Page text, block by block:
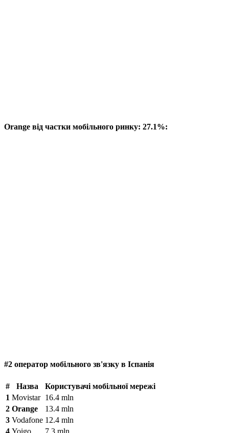
Orange від частки мобільного ринку: 27.1%:
#2 оператор мобільного зв'язку в Іспанія
# Назва
Користувачі мобільної мережі
1 Movistar 16.4 mln
2 Orange
13.4 mln
3 Vodafone 12.4 mln
4 Yoigo 7.3 mln